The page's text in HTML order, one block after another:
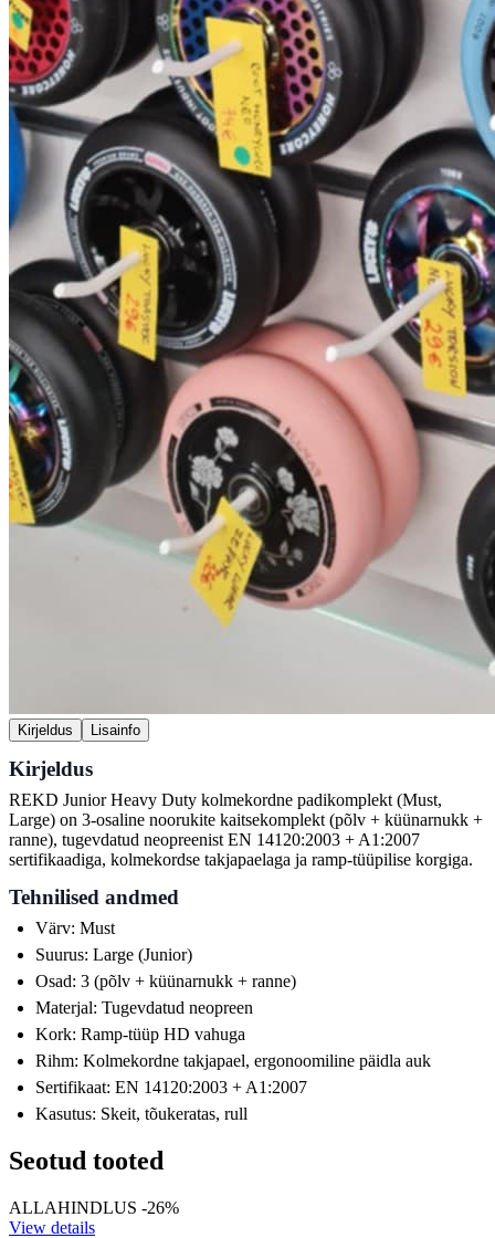
Kirjeldus Lisainfo
Kirjeldus
REKD Junior Heavy Duty kolmekordne padikomplekt (Must,
Large) on 3-osaline noorukite kaitsekomplekt (põlv + küünarnukk +
ranne), tugevdatud neopreenist EN 14120:2003 + A1:2007
sertifikaadiga, kolmekordse takjapaelaga ja ramp-tüüpilise korgiga.
Tehnilised andmed
Värv: Must
Suurus: Large (Junior)
Osad: 3 (põlv + küünarnukk + ranne)
Materjal: Tugevdatud neopreen
Kork: Ramp-tüüp HD vahuga
Rihm: Kolmekordne takjapael, ergonoomiline päidla auk
Sertifikaat: EN 14120:2003 + A1:2007
Kasutus: Skeit, tõukeratas, rull
Seotud tooted
ALLAHINDLUS -26%
View details